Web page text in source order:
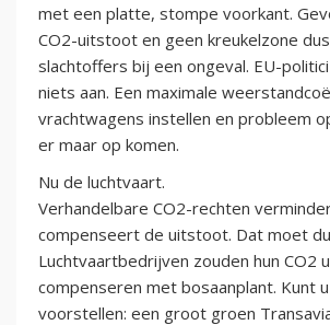
met een platte, stompe voorkant.
CO2-uitstoot en geen kreukelzone
slachtoffers bij een ongeval. EU-
niets aan. Een maximale
vrachtwagens instellen en probleem
er maar op komen.
Nu de luchtvaart.
Verhandelbare CO2-rechten
compenseert de uitstoot. Dat moet
Luchtvaartbedrijven zouden hun CO2
compenseren met bosaanplant. Kunt
voorstellen: een groot groen